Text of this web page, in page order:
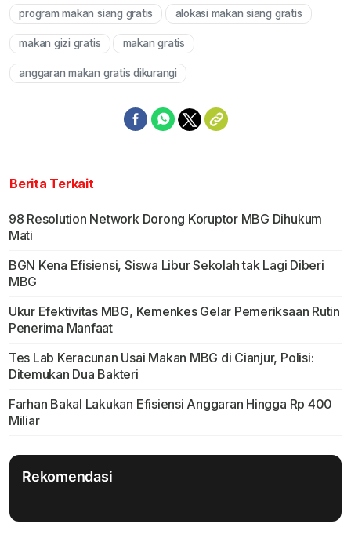
Mute
program makan siang gratis alokasi makan siang gratis
makan gizi gratis makan gratis
anggaran makan gratis dikurangi
Berita Terkait
98 Resolution Network Dorong Koruptor MBG Dihukum
Mati
BGN Kena Efisiensi, Siswa Libur Sekolah tak Lagi Diberi
MBG
Ukur Efektivitas MBG, Kemenkes Gelar Pemeriksaan Rutin
Penerima Manfaat
Tes Lab Keracunan Usai Makan MBG di Cianjur, Polisi:
Ditemukan Dua Bakteri
Farhan Bakal Lakukan Efisiensi Anggaran Hingga Rp 400
Miliar
Rekomendasi